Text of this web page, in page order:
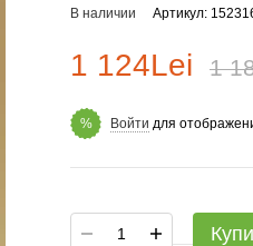
В наличии Артикул:
1 124Lei 1
% Войти для